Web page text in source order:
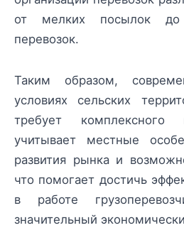
от мелких посылок до
перевозок.
Таким образом,
условиях сельских
требует комплексного
учитывает местные
развития рынка и
что помогает достичь
в работе
значительный